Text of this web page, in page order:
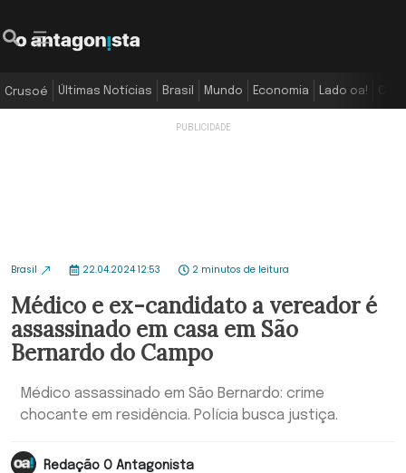
Crusoé Últimas Notícias Brasil Mundo Economia Lado oa!
Brasil 22.04.2024 12:53 2 minutos de leitura
Médico e ex-candidato a vereador é
assassinado em casa em São
Bernardo do Campo
Médico assassinado em São Bernardo: crime
chocante em residência. Polícia busca justiça.
Redação O Antagonista